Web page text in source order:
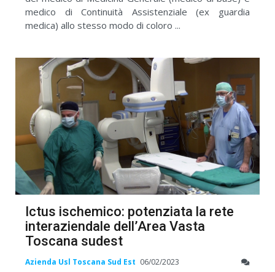
medico di Continuità Assistenziale (ex guardia
medica) allo stesso modo di coloro ...
Ictus ischemico: potenziata la rete
interaziendale dell’Area Vasta
Toscana sudest
Azienda Usl Toscana Sud Est 06/02/2023